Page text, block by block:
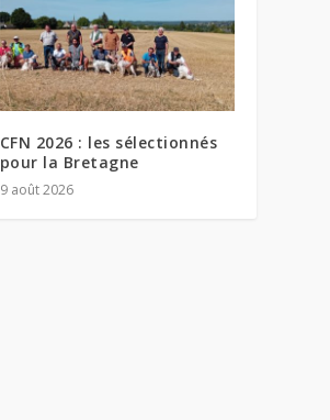
CFN 2026 : les sélectionnés
pour la Bretagne
9 août 2026